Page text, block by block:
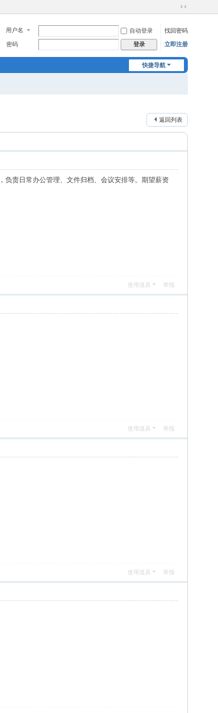
切
到
窄
用户名 自动登录
找回密码
密码
登录 立即注册
快捷导航
返回列表
责日常办公管理、文件归档、会议安排等。期望薪资
使用道具 举报
使用道具 举报
使用道具 举报